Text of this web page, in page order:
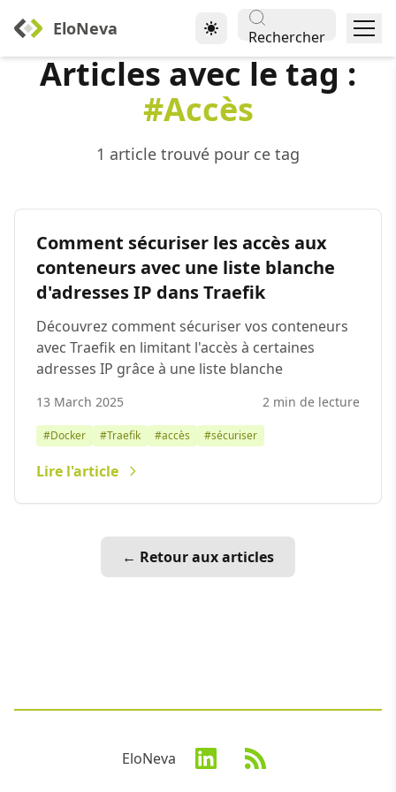
EloNeva Rechercher
Articles avec le tag :
#Accès
1 article trouvé pour ce tag
Comment sécuriser les accès aux
conteneurs avec une liste blanche
d'adresses IP dans Traefik
Découvrez comment sécuriser vos conteneurs
avec Traefik en limitant l'accès à certaines
adresses IP grâce à une liste blanche
13 March 2025 2 min de lecture
#Docker #Traefik #accès #sécuriser
Lire l'article
← Retour aux articles
EloNeva